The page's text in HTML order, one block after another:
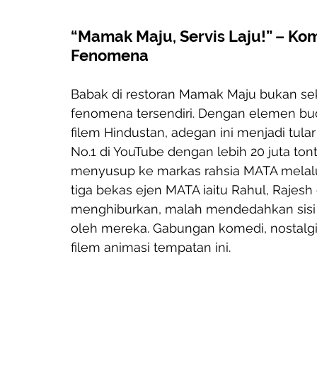
“Mamak Maju, Servis Laju!” –
Fenomena
Babak di restoran Mamak Maju bukan
fenomena tersendiri. Dengan elemen
filem Hindustan, adegan ini menjadi
No.1 di YouTube dengan lebih 20 juta
menyusup ke markas rahsia MATA
tiga bekas ejen MATA iaitu Rahul,
menghiburkan, malah mendedahkan
oleh mereka. Gabungan komedi,
filem animasi tempatan ini.